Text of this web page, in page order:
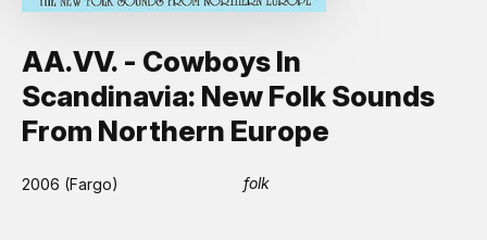
AA.VV. - Cowboys In
Scandinavia: New Folk Sounds
From Northern Europe
2006 (Fargo) folk